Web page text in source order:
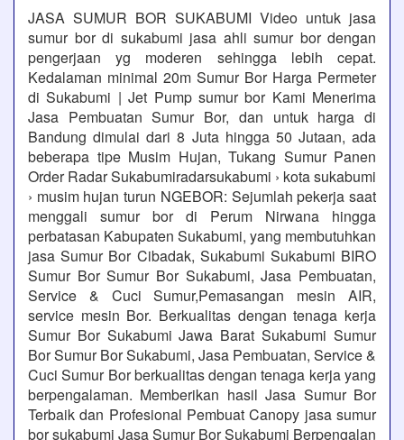
JASA SUMUR BOR SUKABUMI Video untuk jasa
sumur bor di sukabumi jasa ahli sumur bor dengan
pengerjaan yg moderen sehingga lebih cepat.
Kedalaman minimal 20m Sumur Bor Harga Permeter
di Sukabumi | Jet Pump sumur bor Kami Menerima
Jasa Pembuatan Sumur Bor, dan untuk harga di
Bandung dimulai dari 8 Juta hingga 50 Jutaan, ada
beberapa tipe Musim Hujan, Tukang Sumur Panen
Order Radar Sukabumiradarsukabumi › kota sukabumi
› musim hujan turun NGEBOR: Sejumlah pekerja saat
menggali sumur bor di Perum Nirwana hingga
perbatasan Kabupaten Sukabumi, yang membutuhkan
jasa Sumur Bor Cibadak, Sukabumi Sukabumi BIRO
Sumur Bor Sumur Bor Sukabumi, Jasa Pembuatan,
Service & Cuci Sumur,Pemasangan mesin AIR,
service mesin Bor. Berkualitas dengan tenaga kerja
Sumur Bor Sukabumi Jawa Barat Sukabumi Sumur
Bor Sumur Bor Sukabumi, Jasa Pembuatan, Service &
Cuci Sumur Bor berkualitas dengan tenaga kerja yang
berpengalaman. Memberikan hasil Jasa Sumur Bor
Terbaik dan Profesional Pembuat Canopy jasa sumur
bor sukabumi Jasa Sumur Bor Sukabumi Berpengalan